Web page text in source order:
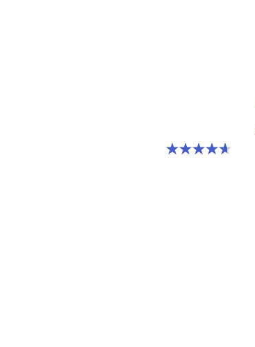
4.7 จาก 5 ดาว 22 รีวิว